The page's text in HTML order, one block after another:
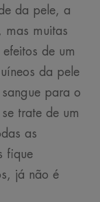
da pele, a
mas muitas
de um
da pele
para o
trate de um
as
fique
já não é